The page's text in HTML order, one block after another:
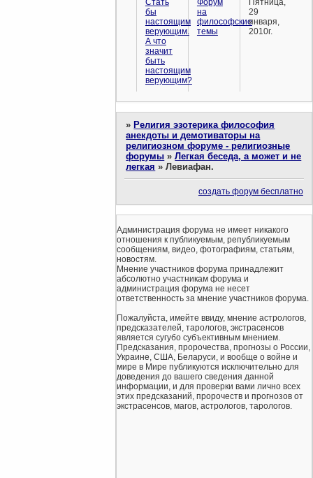
Стать
бы
настоящим
верующим.
А что
значит
быть
настоящим
верующим?
Форум
на
философские
темы
Пятница,
29
января,
2010г.
» Религия эзотерика философия
анекдоты и демотиваторы на
религиозном форуме - религиозные
форумы »Легкая беседа, а может и не
легкая »Левиафан.
создать форум бесплатно
Администрация форума не имеет никакого
отношения к публикуемым, републикуемым
сообщениям, видео, фотографиям, статьям,
новостям.
Мнение участников форума принадлежит
абсолютно участникам форума и
администрация форума не несет
ответственность за мнение участников форума.
Пожалуйста, имейте ввиду, мнение астрологов,
предсказателей, тарологов, экстрасенсов
является сугубо субъективным мнением.
Предсказания, пророчества, прогнозы о России,
Украине, США, Беларуси, и вообще о войне и
мире в Мире публикуются исключительно для
доведения до вашего сведения данной
информации, и для проверки вами лично всех
этих предсказаний, пророчеств и прогнозов от
экстрасенсов, магов, астрологов, тарологов.